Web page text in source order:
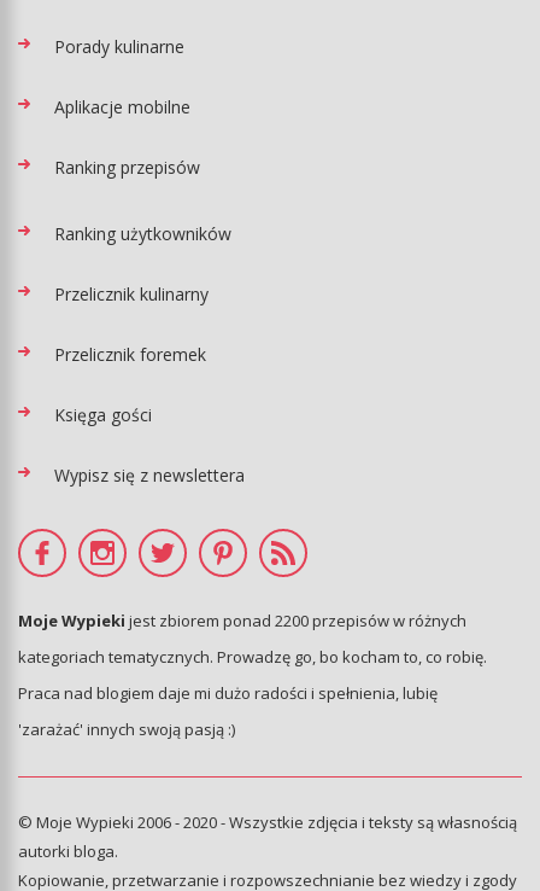
Porady kulinarne
Aplikacje mobilne
Ranking przepisów
Ranking użytkowników
Przelicznik kulinarny
Przelicznik foremek
Księga gości
Wypisz się z newslettera
Moje Wypieki jest zbiorem ponad 2200 przepisów w różnych
kategoriach tematycznych. Prowadzę go, bo kocham to, co robię.
Praca nad blogiem daje mi dużo radości i spełnienia, lubię
'zarażać' innych swoją pasją :)
© Moje Wypieki 2006 - 2020 - Wszystkie zdjęcia i teksty są własnością
autorki bloga.
Kopiowanie, przetwarzanie i rozpowszechnianie bez wiedzy i zgody